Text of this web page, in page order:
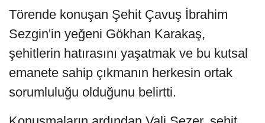
Törende konuşan Şehit Çavuş İbrahim
Sezgin'in yeğeni Gökhan Karakaş,
şehitlerin hatırasını yaşatmak ve bu kutsal
emanete sahip çıkmanın herkesin ortak
sorumluluğu olduğunu belirtti.